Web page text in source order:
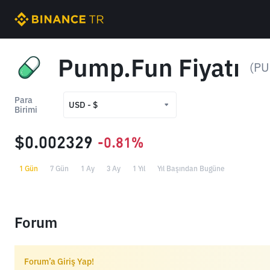
Pump.Fun Fiyatı
Para
Birimi
USD - $
TRY - ₺
$0.002329 -0.81%
1 Gün 7 Gün 1 Ay 3 Ay 1 Yıl Yıl Başından Bugüne
Forum
Forum’a Giriş Yap!